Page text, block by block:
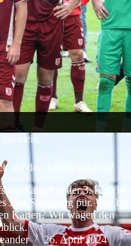
auf den Aufstiegskampf
in der 3. Liga ist
Jahr Spannung pur. Wer hat
Karten? Wir wagen den
26. April 2024